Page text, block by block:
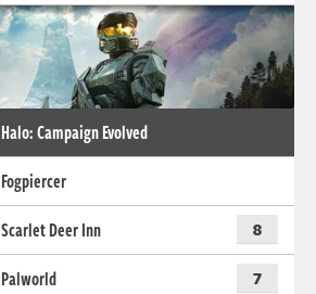
Halo: Campaign Evolved
Fogpiercer
Scarlet Deer Inn
8
Palworld 7